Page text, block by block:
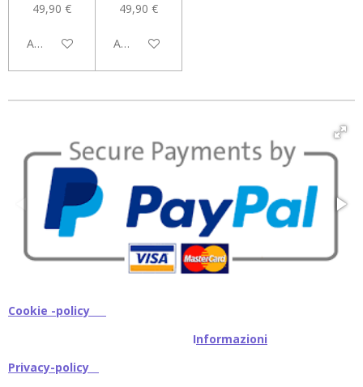
49,90 €
Aggiungi al carrello
49,90 €
Aggiungi al carrello
Cookie -policy
Informazioni
Privacy-policy